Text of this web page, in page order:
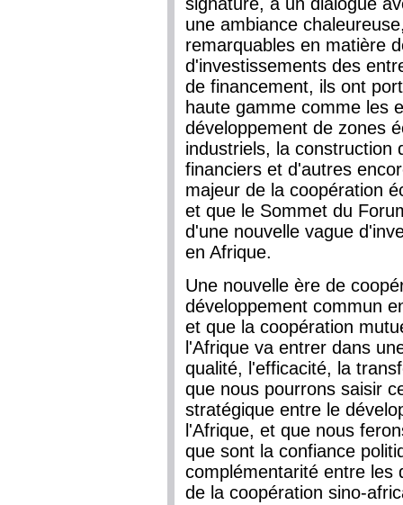
une ambiance
remarquables en matière
d'investissements des
de financement, ils ont
haute gamme comme les
développement de zones
industriels, la construction
financiers et d'autres
majeur de la coopération
et que le Sommet du
d'une nouvelle vague
en Afrique.
Une nouvelle ère de
développement commun
et que la coopération
l'Afrique va entrer dans
qualité, l'efficacité, la
que nous pourrons saisir
stratégique entre le
l'Afrique, et que nous
que sont la confiance
complémentarité entre les
de la coopération sino-